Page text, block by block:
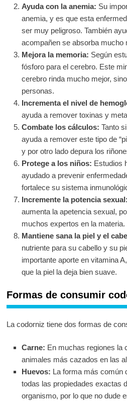
Ayuda con la anemia: Su
anemia, y es que esta
ser muy peligroso. También
acompañen se absorba mucho
Mejora la memoria: Según
fósforo para el cerebro. Este
cerebro rinda mucho mejor,
personas.
Incrementa el nivel de
ayuda a remover toxinas y
Combate los cálculos: Tanto
ayuda a remover este tipo de
y por otro lado depura los
Protege a los niños: Estudios
ayudado a prevenir
fortalece su sistema
Incremente la potencia sexual:
aumenta la apetencia sexual,
muchos expertos en la materia.
Mantiene sana la piel y el
nutriente para su cabello y su
importante aporte en vitamina
que la piel la deja bien suave.
Formas de consumir
La codorniz tiene dos formas de
Carne: En muchas regiones la
animales más cazados en las
Huevos: La forma más común
todas las propiedades exactas
organismo, por lo que no dude